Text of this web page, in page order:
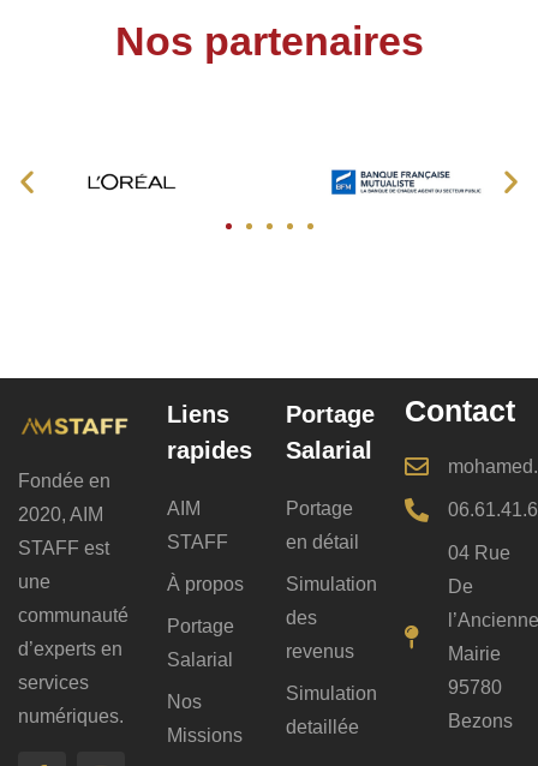
Nos partenaires
Fondée en
2020, AIM
STAFF est
une
communauté
d’experts en
services
numériques.
Liens
rapides
AIM
STAFF
À propos
Portage
Salarial
Nos
Missions
Portage
Salarial
Portage
en détail
Simulation
des
revenus
Simulation
detaillée
Contact
04 Rue
De
Mairie
95780
Bezons